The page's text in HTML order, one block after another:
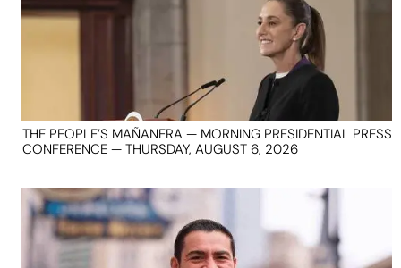
THE PEOPLE’S MAÑANERA — MORNING PRESIDENTIAL PRESS
CONFERENCE — THURSDAY, AUGUST 6, 2026